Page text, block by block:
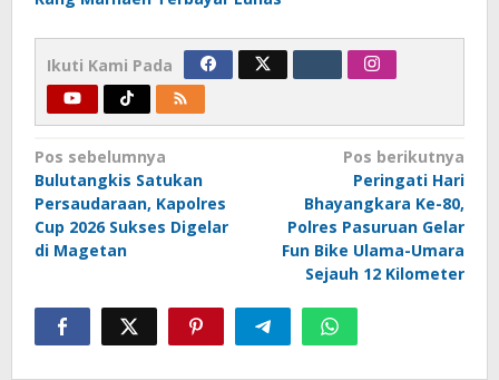
Ikuti Kami Pada
Navigasi
pos
Pos sebelumnya
Bulutangkis Satukan
Persaudaraan, Kapolres
Cup 2026 Sukses Digelar
di Magetan
Pos berikutnya
Peringati Hari
Bhayangkara Ke-80,
Polres Pasuruan Gelar
Fun Bike Ulama-Umara
Sejauh 12 Kilometer